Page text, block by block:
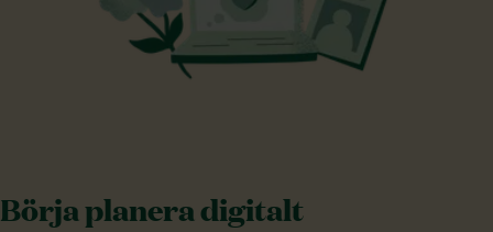
Börja planera digitalt